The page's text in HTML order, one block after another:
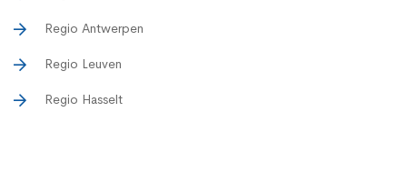
Regio Antwerpen
Regio Leuven
Regio Hasselt